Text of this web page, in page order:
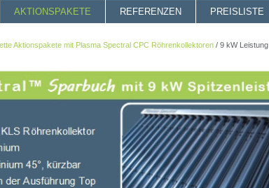
AKTIONSPAKETE REFERENZEN PREISLISTE
Aktionspakete mit Plasma Spectral CPC Röhrenkollektoren / 9 kW Leistung